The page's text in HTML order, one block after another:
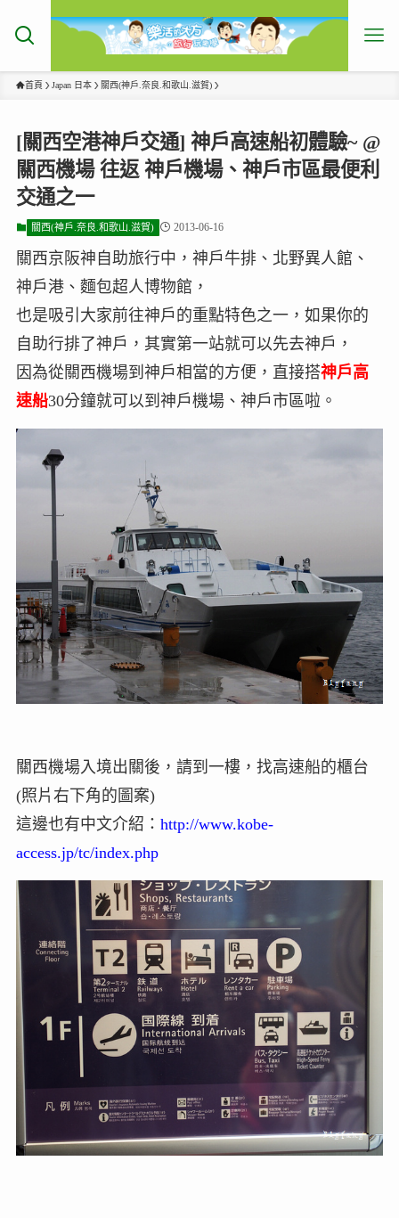
首頁 Japan 日本 關西(神戶.奈良.和歌山.滋賀)
[關西空港神戶交通] 神戶高速船初體驗~ @
關西機場 往返 神戶機場、神戶市區最便利
交通之一
關西(神戶.奈良.和歌山.滋賀) 2013-06-16
關西京阪神自助旅行中，神戶牛排、北野異人館、
神戶港、麵包超人博物館，
也是吸引大家前往神戶的重點特色之一，如果你的
自助行排了神戶，其實第一站就可以先去神戶，
因為從關西機場到神戶相當的方便，直接搭神戶高
速船30分鐘就可以到神戶機場、神戶市區啦。
關西機場入境出關後，請到一樓，找高速船的櫃台
(照片右下角的圖案)
這邊也有中文介紹： http://www.kobe-
access.jp/tc/index.php